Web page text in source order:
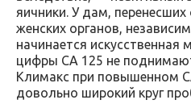
яичники. У дам,
женских органов,
начинается
цифры СА 125 не
Климакс при повышенном
довольно широкий круг